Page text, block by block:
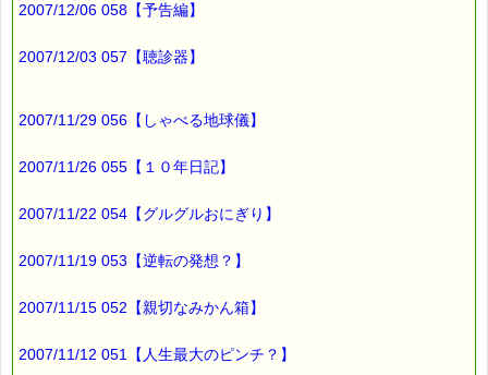
その日は
家の前まで来たときです。
道路の真ん中で
車にひかれたらしい
2007/12/06 058【予告編】
2007/12/03 057【聴診器】
2007/11/29 056【しゃべる地球儀】
2007/11/26 055【１０年日記】
2007/11/22 054【グルグルおにぎり】
2007/11/19 053【逆転の発想？】
2007/11/15 052【親切なみかん箱】
2007/11/12 051【人生最大のピンチ？】